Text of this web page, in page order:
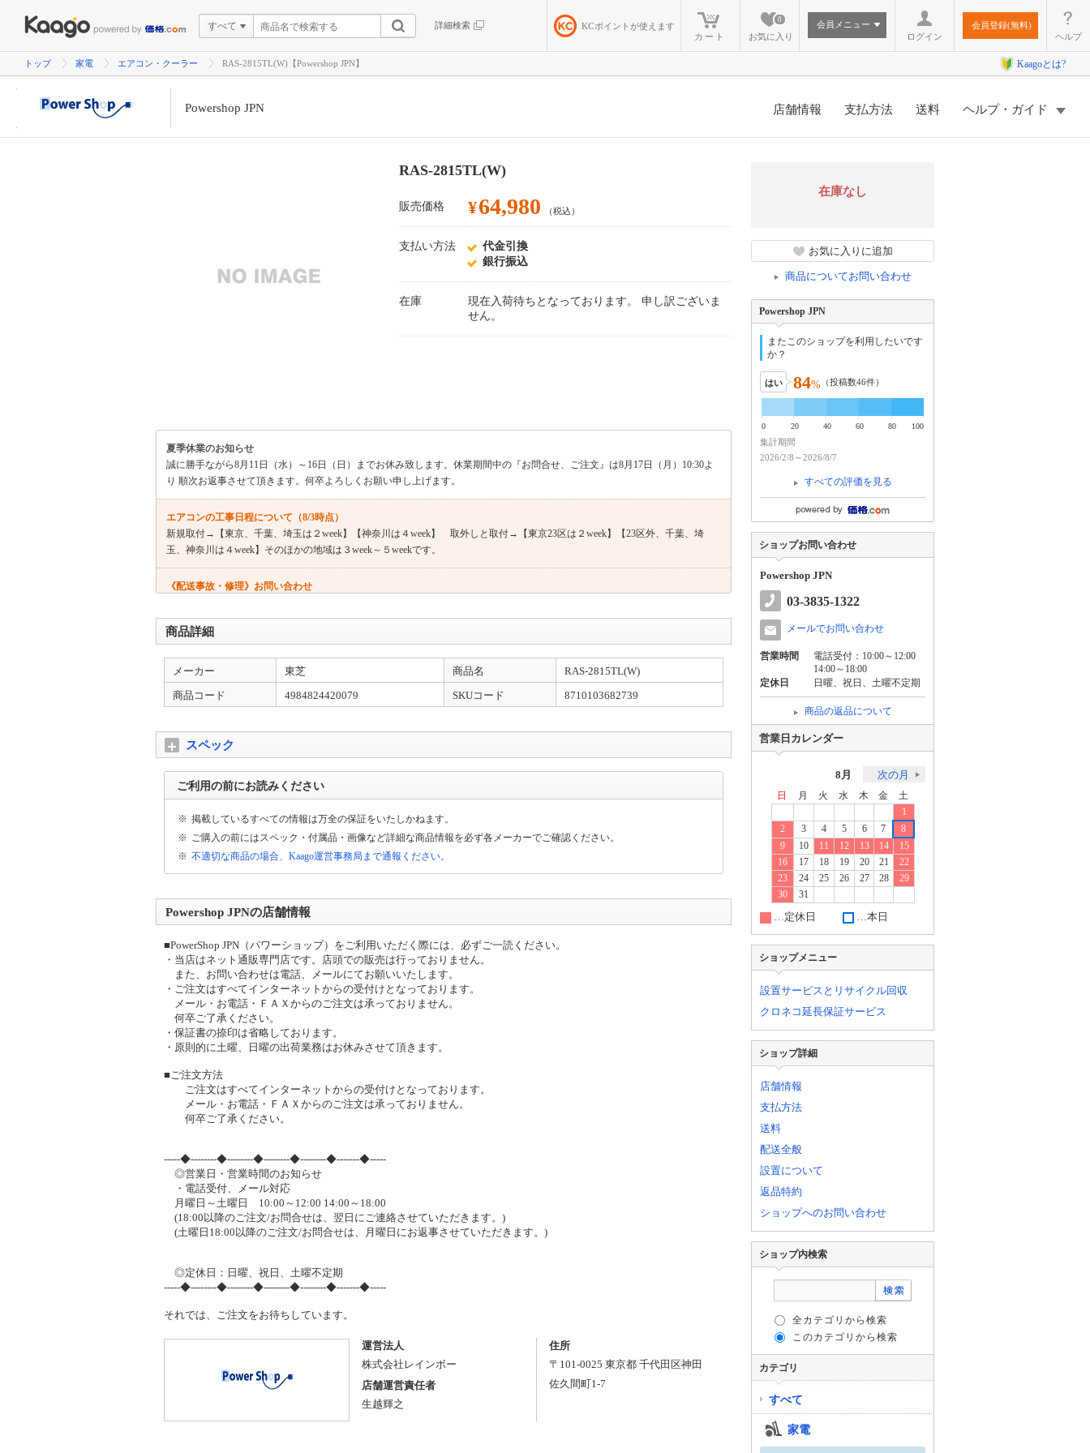
すべて 詳細検索 KCポイントが使えます
カート
お気に入り
0
会員メニュー
ログイン
会員登録(無料)
ヘルプ
トップ 家電 エアコン・クーラー RAS-2815TL(W)【Powershop JPN】 Kaagoとは?
Powershop JPN 店舗情報 支払方法 送料 ヘルプ・ガイド
RAS-2815TL(W)
販売価格 ¥64,980 （税込）
支払い方法
代金引換
銀行振込
在庫
現在入荷待ちとなっております。 申し訳ございま
せん。
夏季休業のお知らせ
誠に勝手ながら8月11日（水）～16日（日）までお休み致します。休業期間中の『お問合せ、ご注文』は8月17日（月）10:30よ
り 順次お返事させて頂きます。何卒よろしくお願い申し上げます。
エアコンの工事日程について（8/3時点）
新規取付→【東京、千葉、埼玉は２week】【神奈川は４week】 取外しと取付→【東京23区は２week】【23区外、千葉、埼
玉、神奈川は４week】そのほかの地域は３week～５weekです。
《配送事故・修理》お問い合わせ
商品詳細
メーカー 東芝 商品名
RAS-2815TL(W)
商品コード
4984824420079 SKUコード 8710103682739
スペック
ご利用の前にお読みください
※ 掲載しているすべての情報は万全の保証をいたしかねます。
※ ご購入の前にはスペック・付属品・画像など詳細な商品情報を必ず各メーカーでご確認ください。
※ 不適切な商品の場合、Kaago運営事務局まで通報ください。
Powershop JPNの店舗情報
■PowerShop JPN（パワーショップ）をご利用いただく際には、必ずご一読ください。
・当店はネット通販専門店です。店頭での販売は行っておりません。
また、お問い合わせは電話、メールにてお願いいたします。
・ご注文はすべてインターネットからの受付けとなっております。
メール・お電話・ＦＡＸからのご注文は承っておりません。
何卒ご了承ください。
・保証書の捺印は省略しております。
・原則的に土曜、日曜の出荷業務はお休みさせて頂きます。
■ご注文方法
ご注文はすべてインターネットからの受付けとなっております。
メール・お電話・ＦＡＸからのご注文は承っておりません。
何卒ご了承ください。
-----◆--------◆--------◆--------◆--------◆-------◆-----
◎営業日・営業時間のお知らせ
・電話受付、メール対応
月曜日～土曜日 10:00～12:00 14:00～18:00
(18:00以降のご注文/お問合せは、翌日にご連絡させていただきます。)
(土曜日18:00以降のご注文/お問合せは、月曜日にお返事させていただきます。)
◎定休日：日曜、祝日、土曜不定期
-----◆--------◆--------◆--------◆--------◆-------◆-----
それでは、ご注文をお待ちしています。
運営法人
株式会社レインボー
店舗運営責任者
生越輝之
住所
〒 101-0025 東京都 千代田区神田
佐久間町1-7
在庫なし
お気に入りに追加
商品についてお問い合わせ
Powershop JPN
またこのショップを利用したいです
か？
はい 84% （投稿数46件）
0 20 40 60 80 100
集計期間
2026/2/8～2026/8/7
すべての評価を見る
ショップお問い合わせ
Powershop JPN
03-3835-1322
メールでお問い合わせ
営業時間
電話受付：10:00～12:00
14:00～18:00
定休日
日曜、祝日、土曜不定期
商品の返品について
営業日カレンダー
8月 次の月
日 月 火 水 木 金
土
1
2
3 4 5 6 7
8
9
10 11 12 13 14
15
16
17 18 19 20 21
22
23
24 25 26 27 28
29
30
31
…定休日 …本日
ショップメニュー
設置サービスとリサイクル回収
クロネコ延長保証サービス
ショップ詳細
店舗情報
支払方法
送料
配送全般
設置について
返品特約
ショップへのお問い合わせ
ショップ内検索
全カテゴリから検索
このカテゴリから検索
カテゴリ
すべて
家電